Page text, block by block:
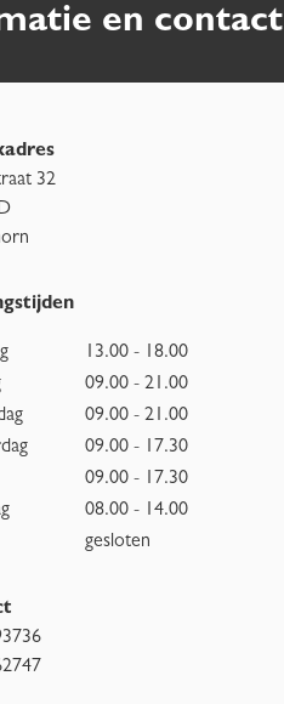
en contact
32
13.00 - 18.00
09.00 - 21.00
09.00 - 21.00
09.00 - 17.30
09.00 - 17.30
08.00 - 14.00
gesloten